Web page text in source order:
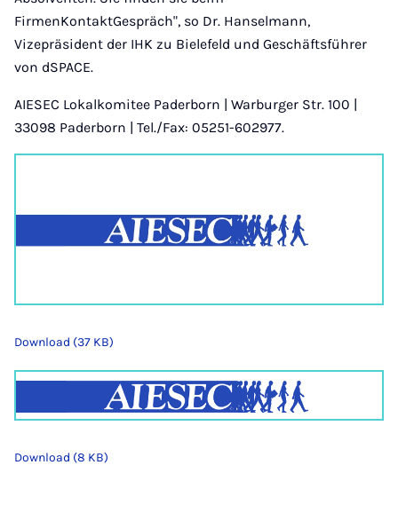
FirmenKontaktGespräch", so Dr. Hanselmann,
Vizepräsident der IHK zu Bielefeld und Geschäftsführer
von dSPACE.
AIESEC Lokalkomitee Paderborn | Warburger Str. 100 |
33098 Paderborn | Tel./Fax: 05251-602977.
Download (37 KB)
Download (8 KB)